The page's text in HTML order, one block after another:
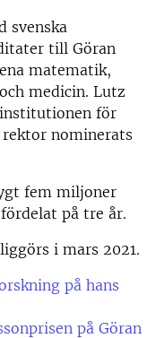
svenska
till Göran
matematik,
medicin. Lutz
för
nominerats
fem miljoner
på tre år.
i mars 2021.
på hans
på Göran